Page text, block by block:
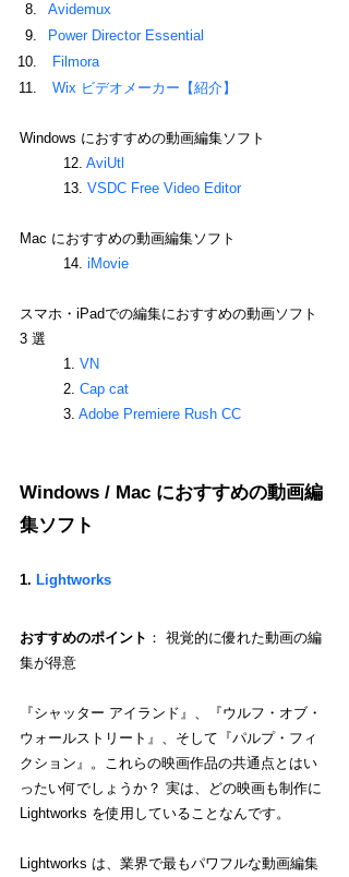
Avidemux
Power Director Essential
Filmora
Wix ビデオメーカー【紹介】
Windows におすすめの動画編集ソフト
12. AviUtl
13. VSDC Free Video Editor
Mac におすすめの動画編集ソフト
14. iMovie
スマホ・iPadでの編集におすすめの動画ソフト
3 選
1. VN
2. Cap cat
3. Adobe Premiere Rush CC
Windows / Mac におすすめの動画編
集ソフト
1. Lightworks
おすすめのポイント ： 視覚的に優れた動画の編
集が得意
『シャッター アイランド』、『ウルフ・オブ・
ウォールストリート』、そして『パルプ・フィ
クション』。これらの映画作品の共通点とはい
ったい何でしょうか？ 実は、どの映画も制作に
Lightworks を使用していることなんです。
Lightworks は、業界で最もパワフルな動画編集